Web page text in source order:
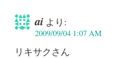
ai より:
2009/09/04 1:07 AM
リキサクさん